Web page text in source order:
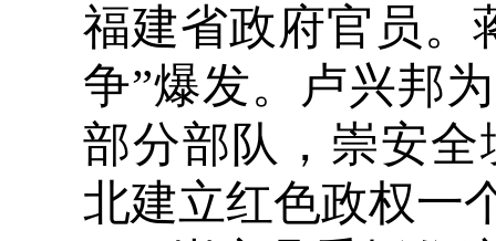
福建省政府官员。
争”爆发。卢兴邦
部分部队，崇安
北建立红色政权一